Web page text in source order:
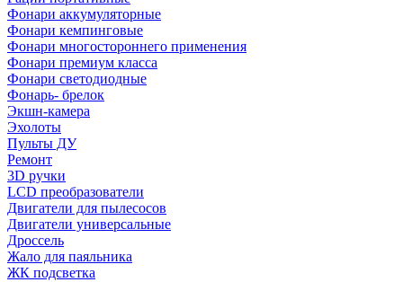
Фонари аккумуляторные
Фонари кемпинговые
Фонари многостороннего применения
Фонари премиум класса
Фонари светодиодные
Фонарь- брелок
Экшн-камера
Эхолоты
Пульты ДУ
Ремонт
3D ручки
LCD преобразователи
Двигатели для пылесосов
Двигатели универсальные
Дроссель
Жало для паяльника
ЖК подсветка